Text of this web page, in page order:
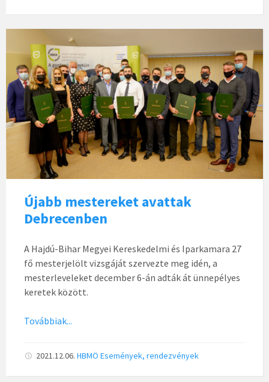
Újabb mestereket avattak
Debrecenben
A Hajdú-Bihar Megyei Kereskedelmi és Iparkamara 27
fő mesterjelölt vizsgáját szervezte meg idén, a
mesterleveleket december 6-án adták át ünnepélyes
keretek között.
Továbbiak...
2021.12.06. HBMÖ Események, rendezvények